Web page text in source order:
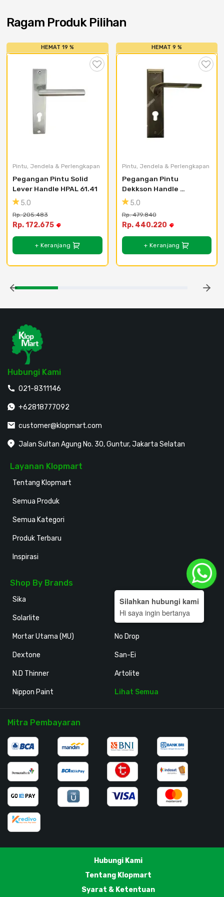
Ragam Produk Pilihan
HEMAT 19 %
Pintu, Jendela & Perlengkapan
Pegangan Pintu Solid
Lever Handle HPAL 61.41
5.0
Rp. 205.483
Rp. 172.675
+ Keranjang
HEMAT 9 %
Pintu, Jendela & Perlengkapan
Pegangan Pintu
Dekkson Handle
Vintage Series LHP
Chopper
5.0
Rp. 479.840
Rp. 440.220
+ Keranjang
Hubungi Kami
021-8311146
+62818777092
customer@klopmart.com
Jalan Sultan Agung No. 30, Guntur, Jakarta Selatan
Layanan Klopmart
Tentang Klopmart
Semua Produk
Semua Kategori
Produk Terbaru
Inspirasi
Shop By Brands
Sika
Solarlite
Mortar Utama (MU)
Dextone
N.D Thinner
Nippon Paint
Holodeck
Kansai Paint
No Drop
San-Ei
Artolite
Lihat Semua
Mitra Pembayaran
Hubungi Kami
Tentang Klopmart
Syarat & Ketentuan
Silahkan hubungi kami
Hi saya ingin bertanya